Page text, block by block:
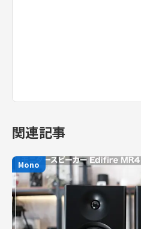
関連記事
Mono